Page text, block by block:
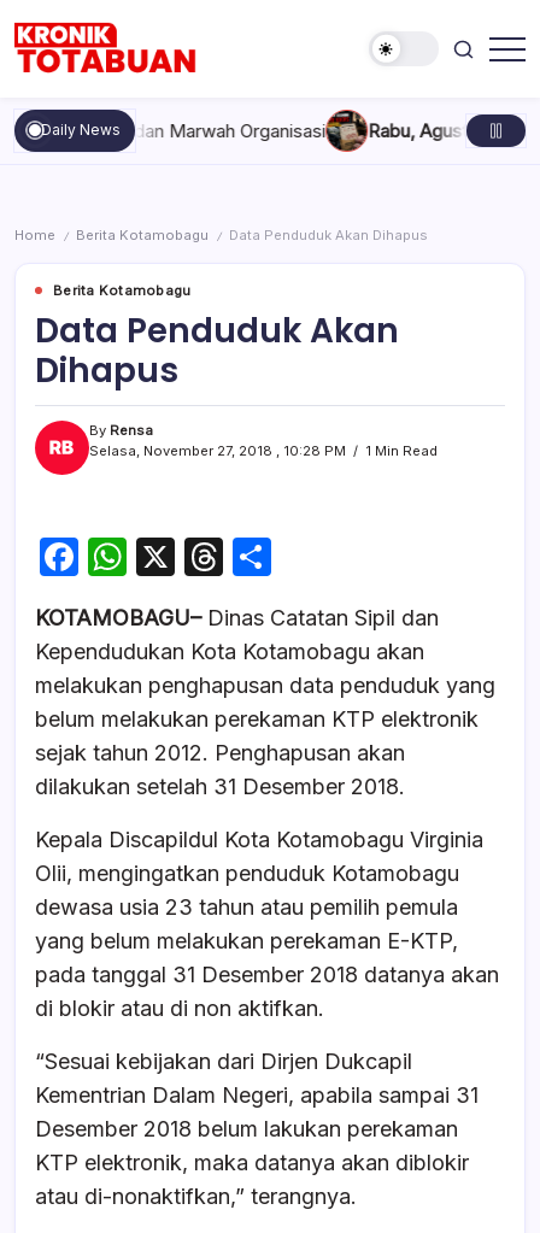
content
Totabuan
hari
ini
Kronik
Daily News
dan Marwah Organisasi Rabu, Agustus 5, 2026 ,
Home / Berita Kotamobagu / Data Penduduk Akan Dihapus
Berita Kotamobagu
Data Penduduk Akan
Dihapus
By Rensa
Selasa, November 27, 2018 , 10:28 PM
1 Min Read
F
c
e
b
o
o
k
W
at
s
A
p
p
X
T
e
a
d
s
ar
e
KOTAMOBAGU– Dinas Catatan Sipil dan
Kependudukan Kota Kotamobagu akan
melakukan penghapusan data penduduk yang
belum melakukan perekaman KTP elektronik
sejak tahun 2012. Penghapusan akan
dilakukan setelah 31 Desember 2018.
Kepala Discapildul Kota Kotamobagu Virginia
Olii, mengingatkan penduduk Kotamobagu
dewasa usia 23 tahun atau pemilih pemula
yang belum melakukan perekaman E-KTP,
pada tanggal 31 Desember 2018 datanya akan
di blokir atau di non aktifkan.
“Sesuai kebijakan dari Dirjen Dukcapil
Kementrian Dalam Negeri, apabila sampai 31
Desember 2018 belum lakukan perekaman
KTP elektronik, maka datanya akan diblokir
atau di-nonaktifkan,” terangnya.